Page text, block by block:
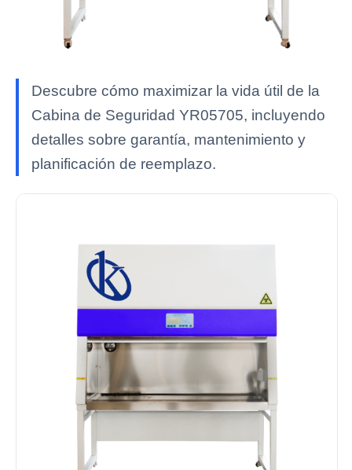
Descubre cómo maximizar la vida útil de la
Cabina de Seguridad YR05705, incluyendo
detalles sobre garantía, mantenimiento y
planificación de reemplazo.